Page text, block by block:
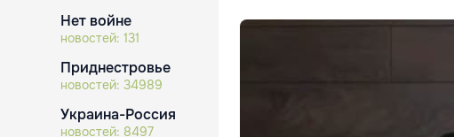
Нет войне
новостей: 131
Приднестровье
новостей: 34989
Украина-Россия
новостей: 8497